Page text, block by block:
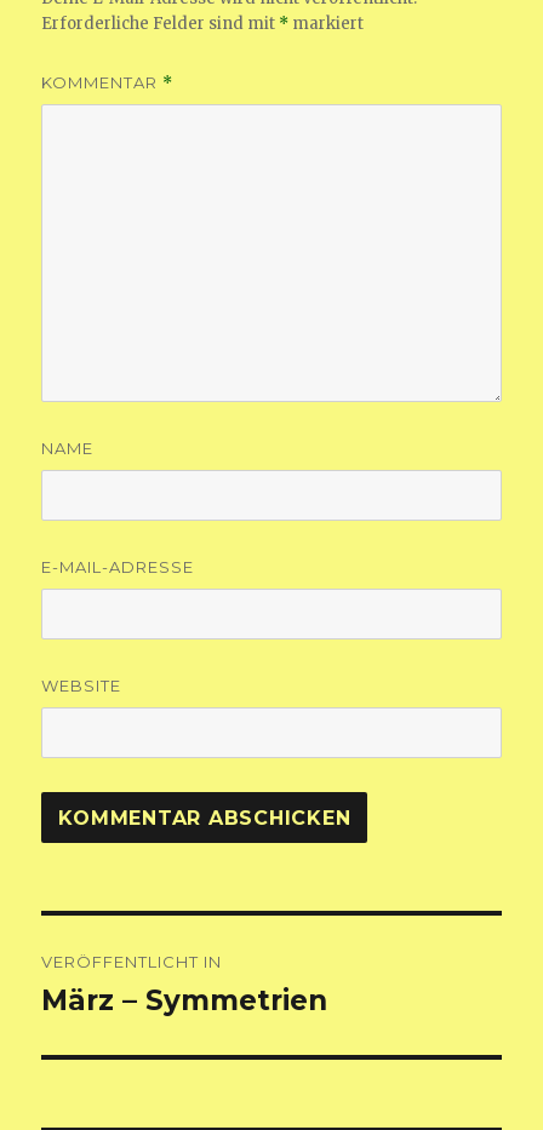
Erforderliche Felder sind mit * markiert
KOMMENTAR *
NAME
E-MAIL-ADRESSE
WEBSITE
VERÖFFENTLICHT IN
März – Symmetrien